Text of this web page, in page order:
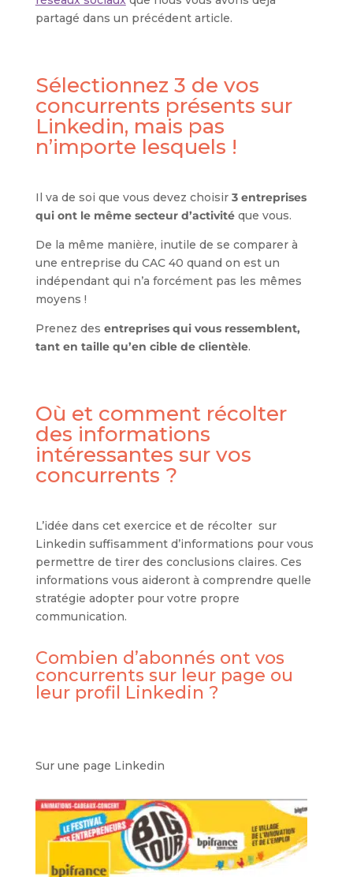
partagé dans un précédent article.
Sélectionnez 3 de vos
concurrents présents sur
Linkedin, mais pas
n’importe lesquels !
Il va de soi que vous devez choisir 3 entreprises
qui ont le même secteur d’activitéque vous.
De la même manière, inutile de se comparer à
une entreprise du CAC 40 quand on est un
indépendant qui n’a forcément pas les mêmes
moyens !
Prenez des entreprises qui vous ressemblent,
tant en taille qu’en cible de clientèle.
Où et comment récolter
des informations
intéressantes sur vos
concurrents ?
L’idée dans cet exercice et de récolter sur
Linkedin suffisamment d’informations pour vous
permettre de tirer des conclusions claires. Ces
informations vous aideront à comprendre quelle
stratégie adopter pour votre propre
communication.
Combien d’abonnés ont vos
concurrents sur leur page ou
leur profil Linkedin ?
Sur une page Linkedin